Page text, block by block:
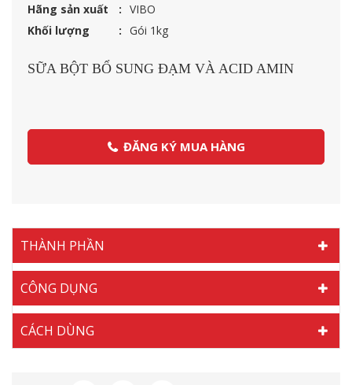
Hãng sản xuất
VIBO
Khối lượng
Gói 1kg
SỮA BỘT BỔ SUNG ĐẠM VÀ ACID AMIN
ĐĂNG KÝ MUA HÀNG
THÀNH PHẦN
CÔNG DỤNG
CÁCH DÙNG